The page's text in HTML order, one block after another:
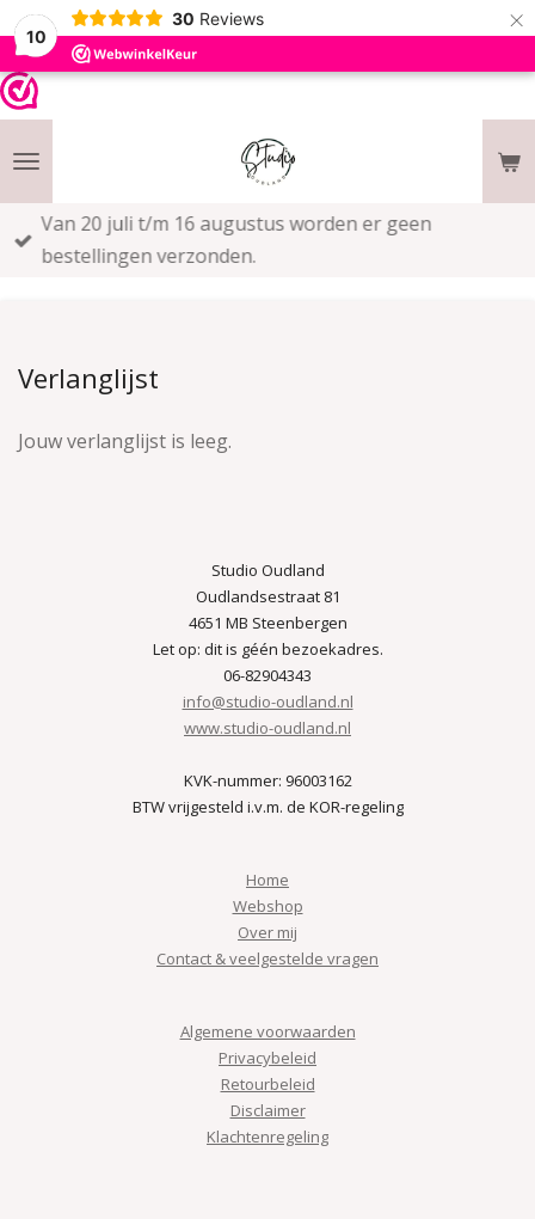
10
30 Reviews ×
Van 20 juli t/m 16 augustus worden er geen
bestellingen verzonden.
Verlanglijst
Jouw verlanglijst is leeg.
Studio Oudland
Oudlandsestraat 81
4651 MB Steenbergen
Let op: dit is géén bezoekadres.
06-82904343
info@studio-oudland.nl
www.studio-oudland.nl
KVK-nummer: 96003162
BTW vrijgesteld i.v.m. de KOR-regeling
Home
Webshop
Over mij
Contact & veelgestelde vragen
Algemene voorwaarden
Privacybeleid
Retourbeleid
Disclaimer
Klachtenregeling